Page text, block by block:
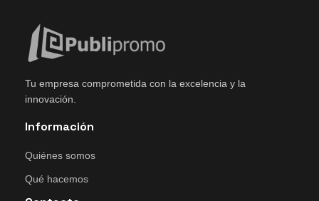
Tu empresa comprometida con la excelencia y la
innovación.
Información
Quiénes somos
Qué hacemos